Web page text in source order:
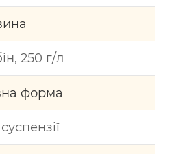
250 г/л
форма